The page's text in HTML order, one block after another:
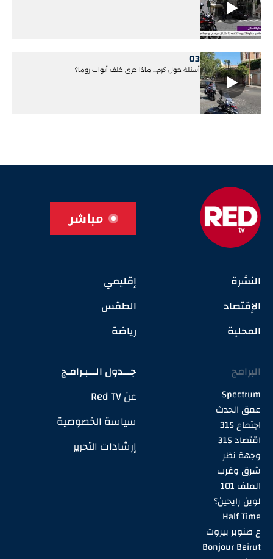
03
أسئلة حول كرم... ماذا جرى خلف أبواب روما؟
مباشر
النشرة
الإقتصاد
المحلية
إقليمي
الطقس
رياضة
البرامج
Spectrum
عمق الحدث
اجتماع 315
اقتصاد 315
وجهة نظر
شرق وغرب
الملف 101
لوين رايحين؟
Half Time
ع صنوبر بيروت
Bonjour Beirut
جـــدول الـــبـرامـج
عن Red TV
سياسة الخصوصية
إرشادات التحرير